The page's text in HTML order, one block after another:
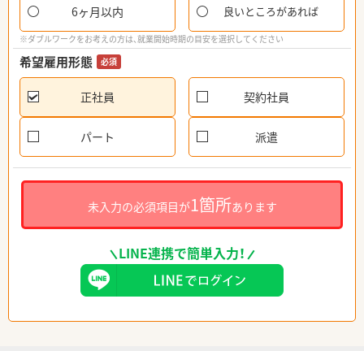
6ヶ月以内 良いところがあれば
※ダブルワークをお考えの方は、就業開始時期の目安を選択してください
希望雇用形態 必須
正社員 契約社員
パート 派遣
未入力の必須項目が1箇所あります
LINE連携で簡単入力！